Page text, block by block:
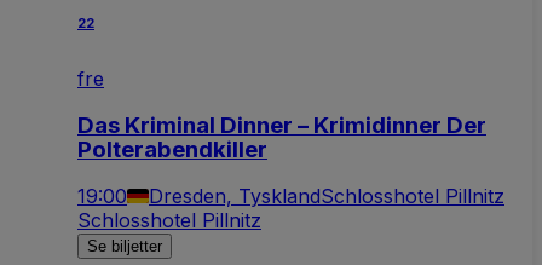
22
fre
Das Kriminal Dinner – Krimidinner Der
Polterabendkiller
19:00 Dresden, TysklandSchlosshotel Pillnitz
Schlosshotel Pillnitz
Se biljetter